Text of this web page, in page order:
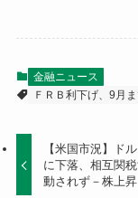
金融ニュース
ＦＲＢ利下げ、9月
【米国市況】ド
に下落、相互関
動されず－株上昇